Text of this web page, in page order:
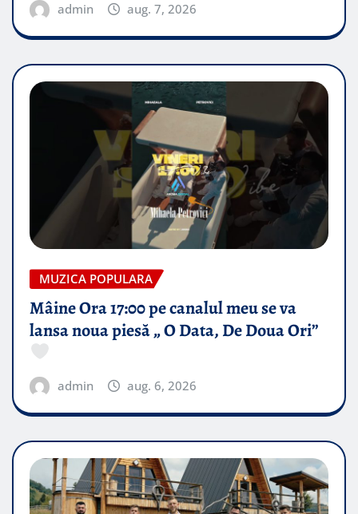
admin aug. 7, 2026
MUZICA POPULARA
Mâine Ora 17:00 pe canalul meu se va
lansa noua piesă „ O Data, De Doua Ori”
admin aug. 6, 2026